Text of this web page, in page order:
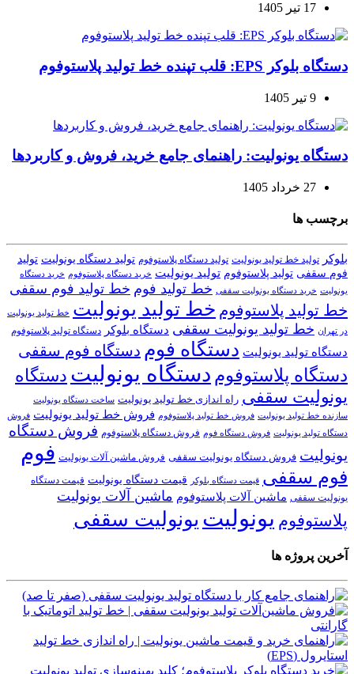
17 تیر 1405
دستگاه بلوکر EPS: قلب تپنده خط تولید پلاستوفوم
9 تیر 1405
دستگاه یونولیت: راهنمای جامع خرید، فروش و کاربردها
27 خرداد 1405
برچسب ها
بلوکر تولید خط تولید یونولیت تولید دستگاه پلاستوفوم تولید دستگاه یونولیت تولید
فوم سقفی تولید پلاستوفوم تولید یونولیت خرید دستگاه پلاستوفوم خرید دستگاه
یونولیت خرید دستگاه یونولیت سقفی خط تولید فوم خط تولید فوم سقفی
خط تولید پلاستوفوم خط تولید یونولیت خط تولید یونولیت
در تهران خط تولید یونولیت سقفی دستگاه بلوکر دستگاه تولید پلاستوفوم
دستگاه تولید یونولیت دستگاه فوم دستگاه فوم سقفی
دستگاه پلاستوفوم دستگاه یونولیت دستگاه
یونولیت سقفی راه اندازی خط تولید یونولیت ساخت دستگاه یونولیت
سازنده خط تولید یونولیت فروش خط تولید پلاستوفوم فروش خط تولید یونولیت فروش
دستگاه تولید یونولیت فروش دستگاه فوم فروش دستگاه پلاستوفوم فروش دستگاه
یونولیت فروش دستگاه یونولیت سقفی فروش ماشین آلات یونولیت فوم
فوم سقفی قیمت دستگاه بلوکر قیمت دستگاه یونولیت قیمت دستگاه
یونولیت سقفی ماشین آلات پلاستوفوم ماشین آلات یونولیت
پلاستوفوم یونولیت یونولیت سقفی
آخرین پروژه ها